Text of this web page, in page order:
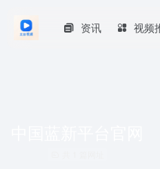
资讯 视频